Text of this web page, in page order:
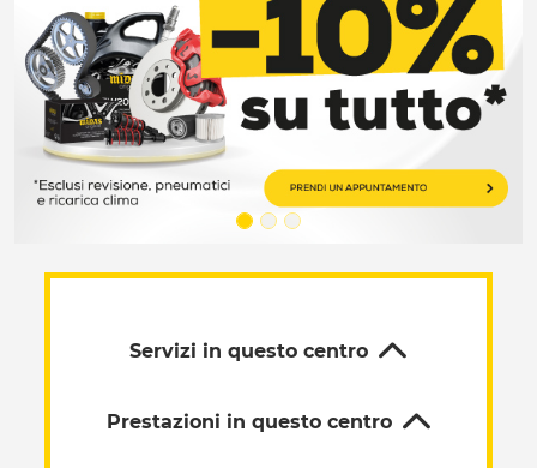
Servizi in questo centro
Prestazioni in questo centro